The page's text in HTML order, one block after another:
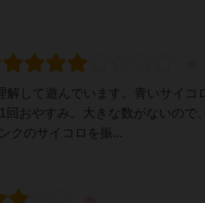
して遊んでいます。青いサイコ
おやすみ。大きな数がないので
クのサイコロを振...